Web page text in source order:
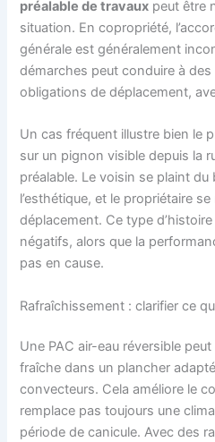
préalable de travaux peut être
situation. En copropriété,
générale est généralement
démarches peut conduire à
obligations de déplacement,
Un cas fréquent illustre bien le
sur un pignon visible depuis la
préalable. Le voisin se plaint
l’esthétique, et le propriétaire
déplacement. Ce type
négatifs, alors que la
pas en cause.
Rafraîchissement : clarifier ce
Une PAC air-eau réversible peut
fraîche dans un plancher
convecteurs. Cela améliore le
remplace pas toujours une
période de canicule. Avec des